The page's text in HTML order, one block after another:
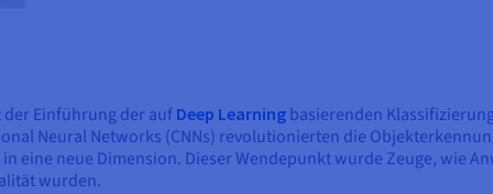
Einführung der auf Deep Learning basierenden
Neural Networks (CNNs) revolutionierten die
eine neue Dimension. Dieser Wendepunkt wurde Zeuge, wie
wurden.